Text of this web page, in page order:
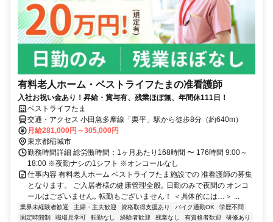
有料老人ホーム・ベストライフたまの准看護師
入社お祝い金あり！昇給・賞与有、残業ほぼ無、年間休111日！
ベストライフたま
交通・アクセス 小田急多摩線「栗平」駅から徒歩8分（約640m）
月給281,000円～305,000円
東京都稲城市
勤務時間詳細 総労働時間：1ヶ月あたり168時間 〜 176時間 9:00～
18:00 ※夜勤ナシの1シフト ※オンコールなし
仕事内容 有料老人ホーム ベストライフたま施設での 准看護師の募集
となります。 ご入居者様の健康管理全般｡ 日勤のみで夜間の オンコ
ールはございません｡ 転勤もございません！ ＜具体的には…＞ ...
業界未経験者歓迎 主婦・主夫歓迎 資格取得支援あり バイク通勤OK
学歴不問
固定時間制
職場見学可 転勤なし 経験者歓迎 残業なし 有資格者歓迎
研修あり